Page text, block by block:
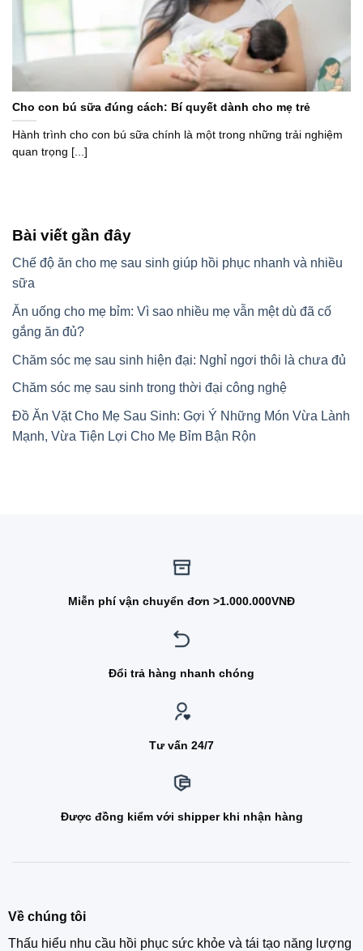
Cho con bú sữa đúng cách: Bí quyết dành cho mẹ trẻ
Hành trình cho con bú sữa chính là một trong những trải nghiệm
quan trọng [...]
Bài viết gần đây
Chế độ ăn cho mẹ sau sinh giúp hồi phục nhanh và nhiều
sữa
Ăn uống cho mẹ bỉm: Vì sao nhiều mẹ vẫn mệt dù đã cố
gắng ăn đủ?
Chăm sóc mẹ sau sinh hiện đại: Nghỉ ngơi thôi là chưa đủ
Chăm sóc mẹ sau sinh trong thời đại công nghệ
Đồ Ăn Vặt Cho Mẹ Sau Sinh: Gợi Ý Những Món Vừa Lành
Mạnh, Vừa Tiện Lợi Cho Mẹ Bỉm Bận Rộn
Miễn phí vận chuyển đơn >1.000.000VNĐ
Đổi trả hàng nhanh chóng
Tư vấn 24/7
Được đồng kiểm với shipper khi nhận hàng
Về chúng tôi
Thấu hiểu nhu cầu hồi phục sức khỏe và tái tạo năng lượng